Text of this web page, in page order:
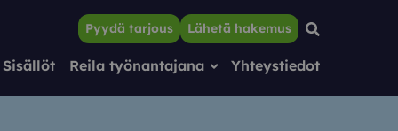
Pyydä tarjous Lähetä hakemus Hae…
Sisällöt Reila työnantajana Avaa alivalikko
Sulje alivalikko
Yhteystiedot